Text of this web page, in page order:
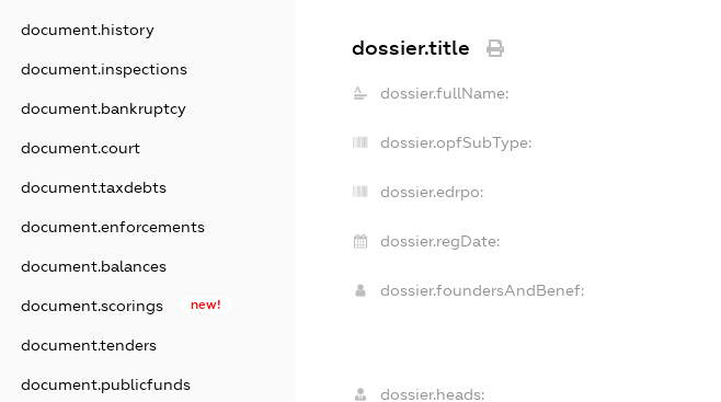
document.history
document.inspections
document.bankruptcy
document.court
document.taxdebts
document.enforcements
document.balances
document.scorings new!
document.tenders
document.publicfunds
dossier.title
dossier.fullName:
dossier.opfSubType:
dossier.edrpo:
dossier.regDate:
dossier.foundersAndBenef:
dossier.heads: